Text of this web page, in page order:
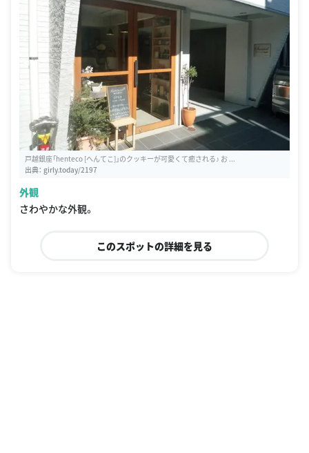
戸越銀座「henteco [へんてこ]」のクッキーが可愛くて癒される♪ お ...
出典： girly.today/2197
外観
さわやかな外観。
このスポットの詳細を見る